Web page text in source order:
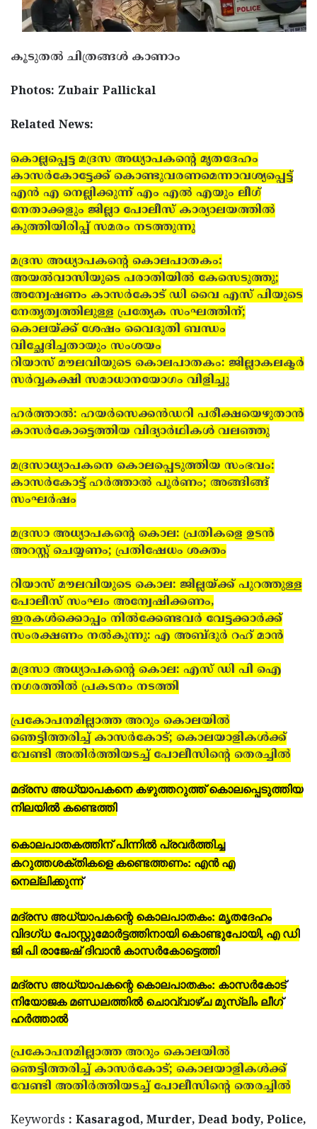
കൂടുതല്‍ ചിത്രങ്ങള്‍ കാണാം
Photos: Zubair Pallickal
Related News:
കൊല്ലപ്പെട്ട മദ്രസ അധ്യാപകന്റെ മൃതദേഹം
കാസര്‍കോട്ടേക്ക് കൊണ്ടുവരണമെന്നാവശ്യപ്പെട്ട്
എന്‍ എ നെല്ലിക്കുന്ന് എം എല്‍ എയും ലീഗ്
നേതാക്കളും ജില്ലാ പോലീസ് കാര്യാലയത്തില്‍
കുത്തിയിരിപ്പ് സമരം നടത്തുന്നു
മദ്രസ അധ്യാപകന്റെ കൊലപാതകം:
അയല്‍വാസിയുടെ പരാതിയില്‍ കേസെടുത്തു;
അന്വേഷണം കാസര്‍കോട് ഡി വൈ എസ് പിയുടെ
നേതൃത്വത്തിലുള്ള പ്രത്യേക സംഘത്തിന്;
കൊലയ്ക്ക് ശേഷം വൈദുതി ബന്ധം
വിച്ഛേദിച്ചതായും സംശയം
റിയാസ് മൗലവിയുടെ കൊലപാതകം: ജില്ലാകലക്ടര്‍
സര്‍വ്വകക്ഷി സമാധാനയോഗം വിളിച്ചു
ഹര്‍ത്താല്‍: ഹയര്‍സെക്കന്‍ഡറി പരീക്ഷയെഴുതാന്‍
കാസര്‍കോട്ടെത്തിയ വിദ്യാര്‍ഥികള്‍ വലഞ്ഞു
മദ്രസാധ്യാപകനെ കൊലപ്പെടുത്തിയ സംഭവം:
കാസര്‍കോട്ട് ഹര്‍ത്താല്‍ പൂര്‍ണം; അങ്ങിങ്ങ്
സംഘര്‍ഷം
മദ്രസാ അധ്യാപകന്റെ കൊല: പ്രതികളെ ഉടന്‍
അറസ്റ്റ് ചെയ്യണം; പ്രതിഷേധം ശക്തം
റിയാസ് മൗലവിയുടെ കൊല: ജില്ലയ്ക്ക് പുറത്തുള്ള
പോലീസ് സംഘം അന്വേഷിക്കണം,
ഇരകൾക്കൊപ്പം നിൽക്കേണ്ടവർ വേട്ടക്കാർക്ക്
സംരക്ഷണം നൽകുന്നു: എ അബ്ദുർ റഹ് മാൻ
മദ്രസാ അധ്യാപകന്റെ കൊല: എസ് ഡി പി ഐ
നഗരത്തില്‍ പ്രകടനം നടത്തി
പ്രകോപനമില്ലാത്ത അറും കൊലയില്‍
ഞെട്ടിത്തരിച്ച് കാസർകോട്; കൊലയാളികള്‍ക്ക്
വേണ്ടി അതിര്‍ത്തിയടച്ച് പോലീസിന്റെ തെരച്ചില്‍
മദ്രസ അധ്യാപകനെ കഴുത്തറുത്ത് കൊലപ്പെടുത്തിയ
നിലയില്‍ കണ്ടെത്തി
കൊലപാതകത്തിന് പിന്നില്‍ പ്രവര്‍ത്തിച്ച
കറുത്തശക്തികളെ കണ്ടെത്തണം: എന്‍ എ
നെല്ലിക്കുന്ന്
മദ്രസ അധ്യാപകന്റെ കൊലപാതകം: മൃതദേഹം
വിദഗ്ധ പോസ്റ്റുമോര്‍ട്ടത്തിനായി കൊണ്ടുപോയി, എ ഡി
ജി പി രാജേഷ് ദിവാന്‍ കാസര്‍കോട്ടെത്തി
മദ്രസ അധ്യാപകന്റെ കൊലപാതകം: കാസര്‍കോട്
നിയോജക മണ്ഡലത്തില്‍ ചൊവ്വാഴ്ച മുസ്ലിം ലീഗ്
ഹര്‍ത്താല്‍
പ്രകോപനമില്ലാത്ത അറും കൊലയില്‍
ഞെട്ടിത്തരിച്ച് കാസർകോട്; കൊലയാളികള്‍ക്ക്
വേണ്ടി അതിര്‍ത്തിയടച്ച് പോലീസിന്റെ തെരച്ചില്‍
Keywords : Kasaragod, Murder, Dead body, Police,